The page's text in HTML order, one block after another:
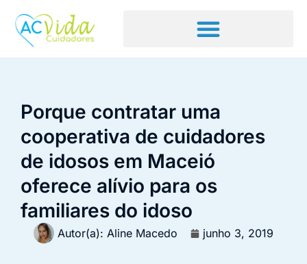
Porque contratar uma
cooperativa de cuidadores
de idosos em Maceió
oferece alívio para os
familiares do idoso
Autor(a): Aline Macedo junho 3, 2019